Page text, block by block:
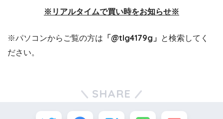
※リアルタイムで買い時をお知らせ※
※パソコンからご覧の方は 「@tlg4179g」 と検索してく
ださい。
SHARE